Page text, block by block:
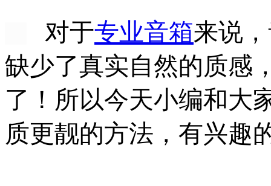
对于专业音箱来说
缺少了真实自然的质感
了！所以今天小编和大
质更靓的方法，有兴趣